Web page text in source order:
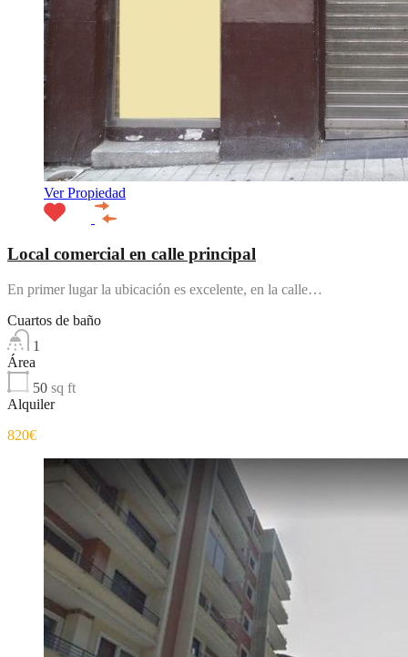
Ver Propiedad
Local comercial en calle principal
En primer lugar la ubicación es excelente, en la calle…
Cuartos de baño
1
Área
50 sq ft
Alquiler
820€